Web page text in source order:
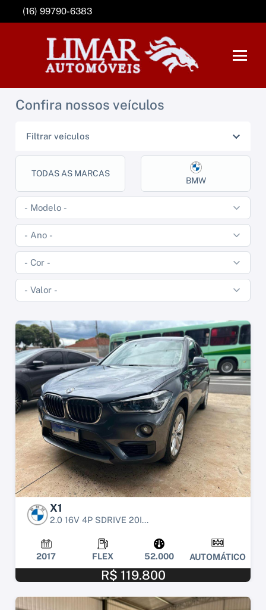
(16) 99790-6383
Confira nossos veículos
Filtrar veículos
TODAS AS MARCAS
BMW
X1
2.0 16V 4P SDRIVE 20I...
2017 FLEX 52.000 AUTOMÁTICO
R$ 119.800